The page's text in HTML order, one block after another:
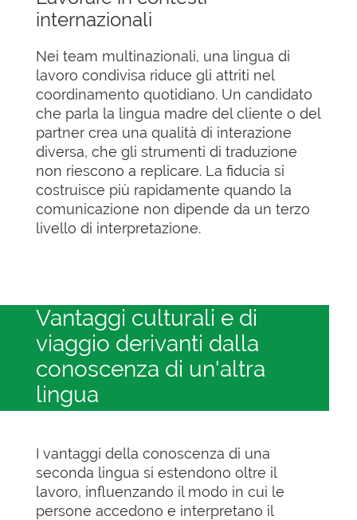
internazionali
Nei team multinazionali, una lingua di
lavoro condivisa riduce gli attriti nel
coordinamento quotidiano. Un candidato
che parla la lingua madre del cliente o del
partner crea una qualità di interazione
diversa, che gli strumenti di traduzione
non riescono a replicare. La fiducia si
costruisce più rapidamente quando la
comunicazione non dipende da un terzo
livello di interpretazione.
Vantaggi culturali e di
viaggio derivanti dalla
conoscenza di un'altra
lingua
I vantaggi della conoscenza di una
seconda lingua si estendono oltre il
lavoro, influenzando il modo in cui le
persone accedono e interpretano il